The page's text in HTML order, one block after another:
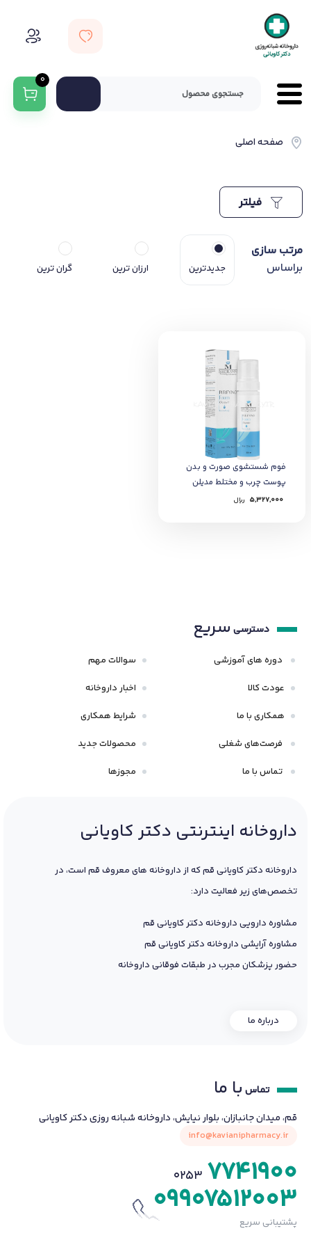
0
صفحه اصلی
مرتب سازی
براساس
جدیدترین ارزان ترین گران ترین
فوم شستشوی صورت و بدن
پوست چرب و مختلط مدیلن
5,327,000 ﷼
دسترسی سریع
دوره های آموزشی
عودت کالا
همکاری با ما
فرصت‌های شغلی
تماس با ما
سوالات مهم
اخبار داروخانه
شرایط همکاری
محصولات جدید
مجوزها
داروخانه اینترنتی دکتر کاویانی
داروخانه دکتر کاویانی قم که از داروخانه های معروف قم است، در
تخصص‌های زیر فعالیت دارد:
مشاوره دارویی داروخانه دکتر کاویانی قم
مشاوره آرایشی داروخانه دکتر کاویانی قم
حضور پزشکان مجرب در طبقات فوقانی داروخانه
درباره ما
تماس با ما
قم، میدان جانبازان، بلوار نیایش، داروخانه شبانه روزی دکتر کاویانی
info@kavianipharmacy.ir
0253 7741900
09907512003
پشتیبانی سریع